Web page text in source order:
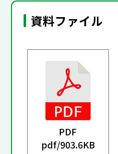
資料ファイル
PDF
pdf/903.6KB